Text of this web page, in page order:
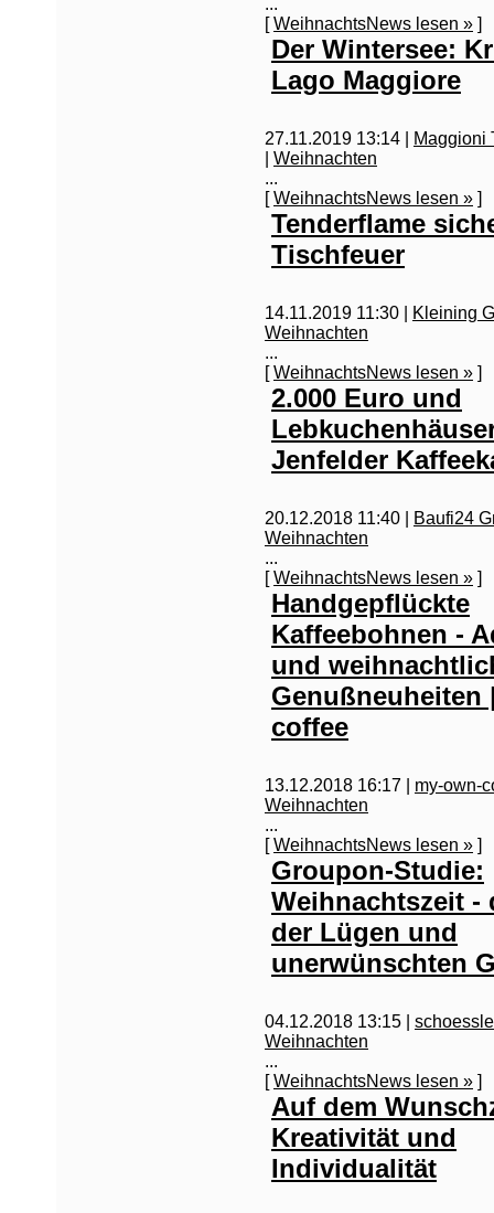
...
[WeihnachtsNews lesen » ]
Der Wintersee:
Lago Maggiore
27.11.2019 13:14 |
Maggioni
Weihnachten
...
[WeihnachtsNews lesen » ]
Tenderflame
Tischfeuer
14.11.2019 11:30 |
Kleining
Weihnachten
...
[WeihnachtsNews lesen » ]
2.000 Euro und
Jenfelder
20.12.2018 11:40 |
Baufi24
Weihnachten
...
[WeihnachtsNews lesen » ]
Handgepflückte
Kaffeebohnen -
und
Genußneuheiten
coffee
13.12.2018 16:17 | my-own-
Weihnachten
...
[WeihnachtsNews lesen » ]
Groupon-Studie:
Weihnachtszeit -
der Lügen und
unerwünschten
04.12.2018 13:15 |
Weihnachten
...
[WeihnachtsNews lesen » ]
Auf dem
Kreativität und
Individualität